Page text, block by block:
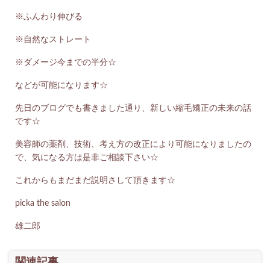
※ふんわり伸びる
※自然なストレート
※ダメージ今までの半分☆
などが可能になります☆
先日のブログでも書きました通り、新しい縮毛矯正の未来の話
です☆
美容師の薬剤、技術、考え方の改正により可能になりましたの
で、気になる方は是非ご相談下さい☆
これからもまだまだ説明さして頂きます☆
picka the salon
雄二郎